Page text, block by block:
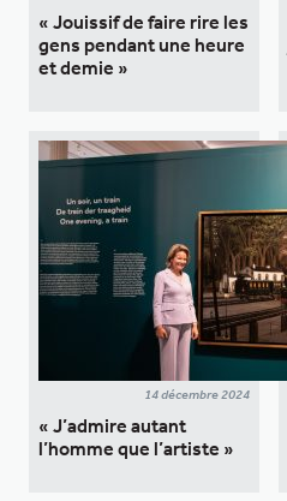
« Jouissif de faire rire les
gens pendant une heure
et demie »
14 décembre 2024
« J’admire autant
l’homme que l’artiste »